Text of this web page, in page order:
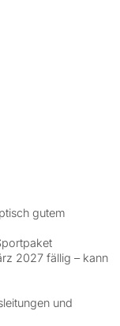
gutem
2027 fällig – kann
und